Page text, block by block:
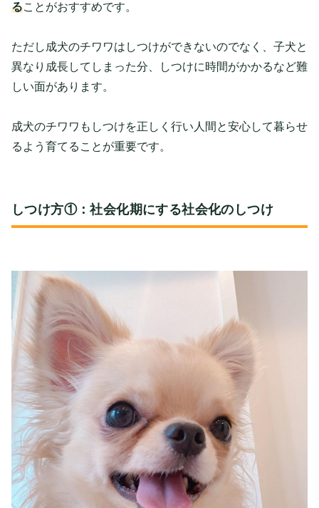
ることがおすすめです。
ただし成犬のチワワはしつけができないのでなく、子犬と
異なり成長してしまった分、しつけに時間がかかるなど難
しい面があります。
成犬のチワワもしつけを正しく行い人間と安心して暮らせ
るよう育てることが重要です。
しつけ方①：社会化期にする社会化のしつけ